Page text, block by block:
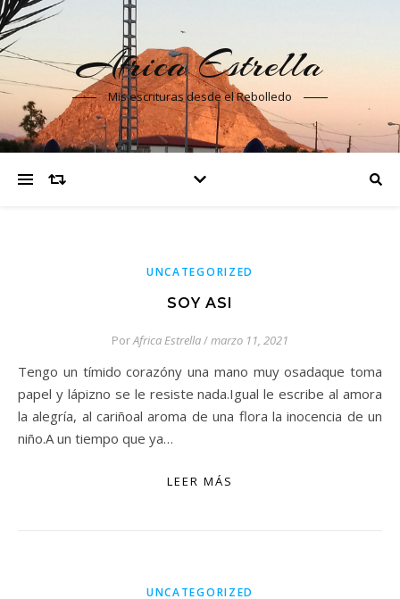
Africa Estrella
Mis escrituras desde el Rebolledo
UNCATEGORIZED
SOY ASI
PorAfrica Estrella/marzo 11, 2021
Tengo un tímido corazóny una mano muy osadaque toma
papel y lápizno se le resiste nada.Igual le escribe al amora
la alegría, al cariñoal aroma de una flora la inocencia de un
niño.A un tiempo que ya…
LEER MÁS
UNCATEGORIZED